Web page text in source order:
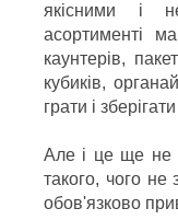
якісними і
асортименті
каунтерів,
кубиків,
грати і
Але і це ще не
такого, чого
обов'язково